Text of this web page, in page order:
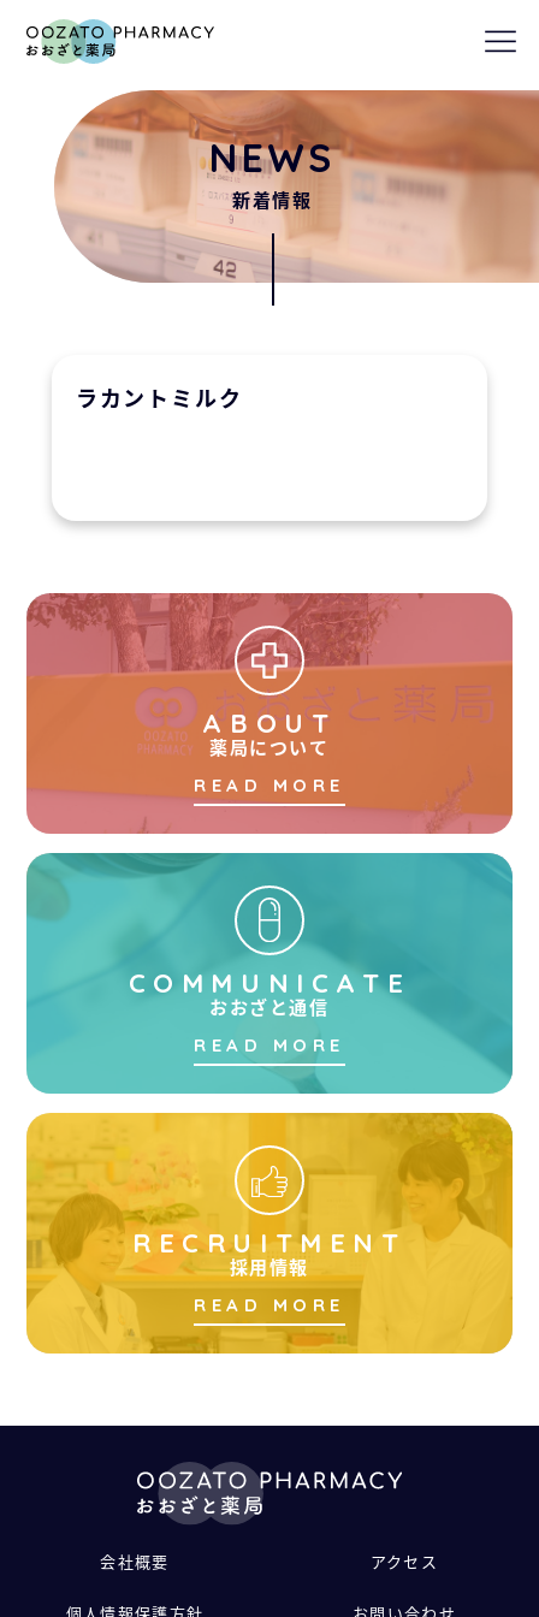
nav
NEWS
新着情報
ラカントミルク
ABOUT
薬局について
READ MORE
COMMUNICATE
おおざと通信
READ MORE
RECRUITMENT
採用情報
READ MORE
会社概要 アクセス